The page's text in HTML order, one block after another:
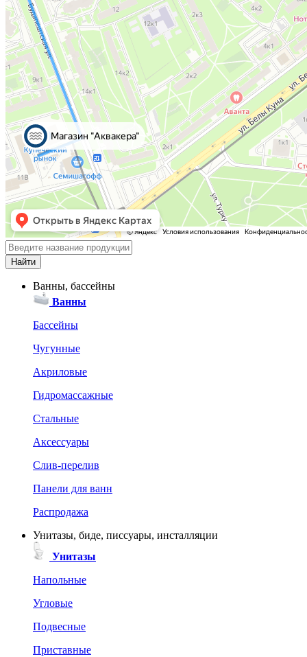
Ванны, бассейны
Ванны
Бассейны
Чугунные
Акриловые
Гидромассажные
Стальные
Аксессуары
Слив-перелив
Панели для ванн
Распродажа
Унитазы, биде, писсуары, инсталляции
Унитазы
Напольные
Угловые
Подвесные
Приставные